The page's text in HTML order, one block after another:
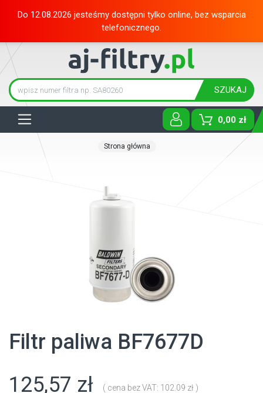
Do 12.08.2026 jesteśmy dostępni tylko online, bez wsparcia
telefonicznego.
SZUKAJ
0,00 zł
Strona główna
Filtr paliwa BF7677D
125,57 zł
( cena bez VAT: 102.09 zł )